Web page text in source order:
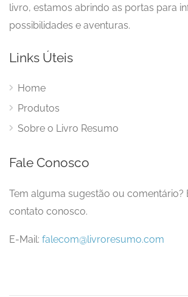
livro, estamos abrindo as portas para
possibilidades e aventuras.
Links Úteis
Home
Produtos
Sobre o Livro Resumo
Fale Conosco
Tem alguma sugestão ou comentário?
contato conosco.
E-Mail: falecom@livroresumo.com